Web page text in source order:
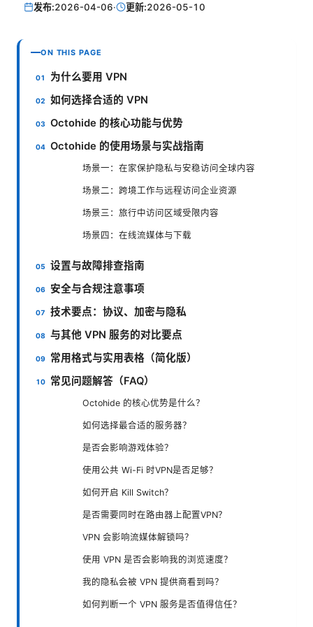
发布:2026-04-06· 更新:2026-05-10
ON THIS PAGE
为什么要用 VPN
如何选择合适的 VPN
Octohide 的核心功能与优势
Octohide 的使用场景与实战指南
场景一：在家保护隐私与安稳访问全球内容
场景二：跨境工作与远程访问企业资源
场景三：旅行中访问区域受限内容
场景四：在线流媒体与下载
设置与故障排查指南
安全与合规注意事项
技术要点：协议、加密与隐私
与其他 VPN 服务的对比要点
常用格式与实用表格（简化版）
常见问题解答（FAQ）
Octohide 的核心优势是什么？
如何选择最合适的服务器？
是否会影响游戏体验？
使用公共 Wi-Fi 时VPN是否足够？
如何开启 Kill Switch？
是否需要同时在路由器上配置VPN？
VPN 会影响流媒体解锁吗？
使用 VPN 是否会影响我的浏览速度？
我的隐私会被 VPN 提供商看到吗？
如何判断一个 VPN 服务是否值得信任？